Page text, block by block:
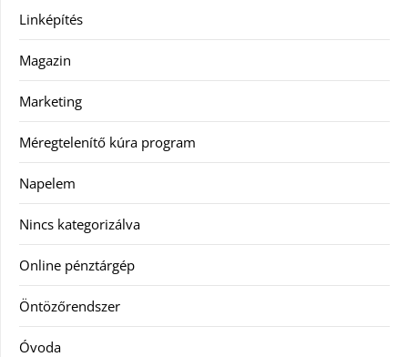
Linképítés
Magazin
Marketing
Méregtelenítő kúra program
Napelem
Nincs kategorizálva
Online pénztárgép
Öntözőrendszer
Óvoda